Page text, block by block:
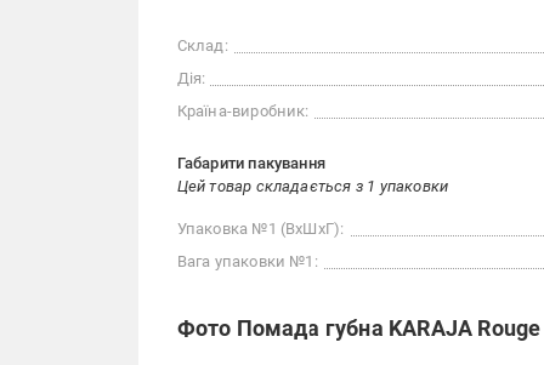
Склад:
Дія:
Країна-виробник:
Габарити пакування
Цей товар складається з 1 упаковки
Упаковка №1 (ВхШхГ):
Вага упаковки №1:
Фото Помада губна KARAJA